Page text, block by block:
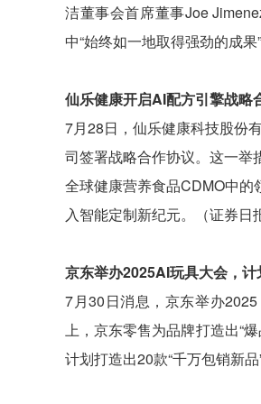
洁董事会首席董事Joe
中“始终如一地取得强劲的成
仙乐健康开启AI配方引擎战略
7月28日，仙乐健康科技股份
司签署战略合作协议。这一举
全球健康营养食品CDMO中
入智能定制新纪元。（证券日
京东举办2025AI玩具大会，
7月30日消息，京东举办
上，京东零售为品牌打造出“
计划打造出20款“千万包销新